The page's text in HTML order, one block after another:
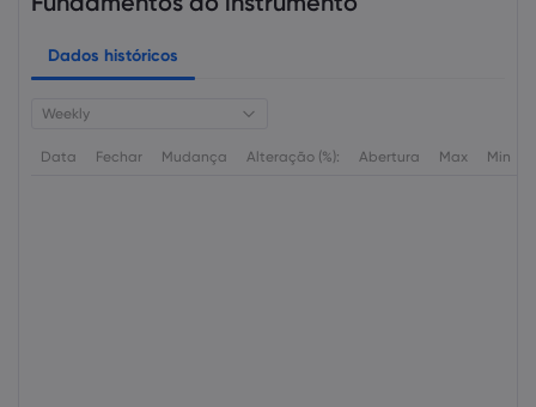
Dados históricos
Weekly
Data Fechar Mudança Alteração (%): Abertura Max Min